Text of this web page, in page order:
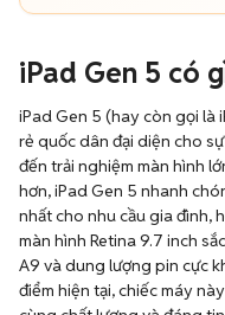
iPad Gen 5 có
iPad Gen 5 (hay còn gọi là
rẻ quốc dân đại diện cho
đến trải nghiệm màn hình
hơn, iPad Gen 5 nhanh
nhất cho nhu cầu gia đình,
màn hình Retina 9.7 inch
A9 và dung lượng pin cực
điểm hiện tại, chiếc máy